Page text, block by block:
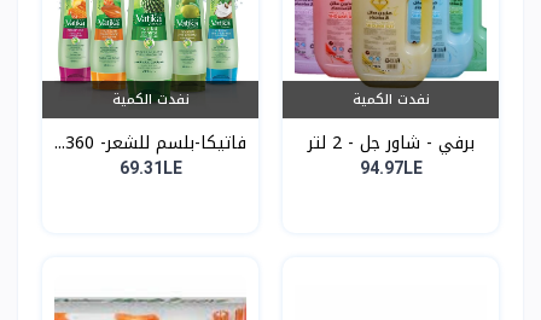
نفدت الكمية
برفي - شاور جل - 2 لتر
94.97LE
نفدت الكمية
فاتيكا-بلسم للشعر- 360...
69.31LE